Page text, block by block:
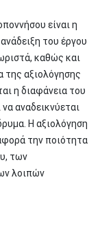
είναι η
του έργου
καθώς και
της αξιολόγησης
η διαφάνεια του
αναδεικνύεται
Η αξιολόγηση
την ποιότητα
των
λοιπών